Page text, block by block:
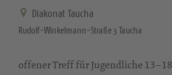
Diakonat Taucha
Rudolf-Winkelmann-Straße 3 Taucha
offener Treff für Jugendliche